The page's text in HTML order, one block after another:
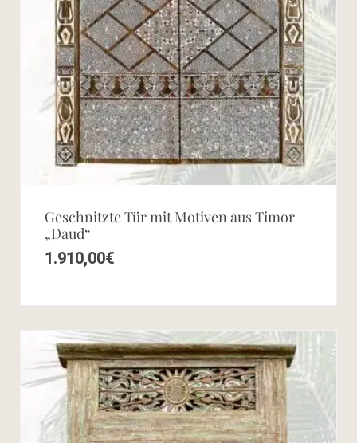
Geschnitzte Tür mit Motiven aus Timor
„Daud“
1.910,00€